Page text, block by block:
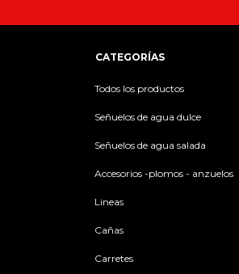
CATEGORÍAS
Todos los productos
Señuelos de agua dulce
Señuelos de agua salada
Accesorios -plomos - anzuelos
Lineas
Cañas
Carretes